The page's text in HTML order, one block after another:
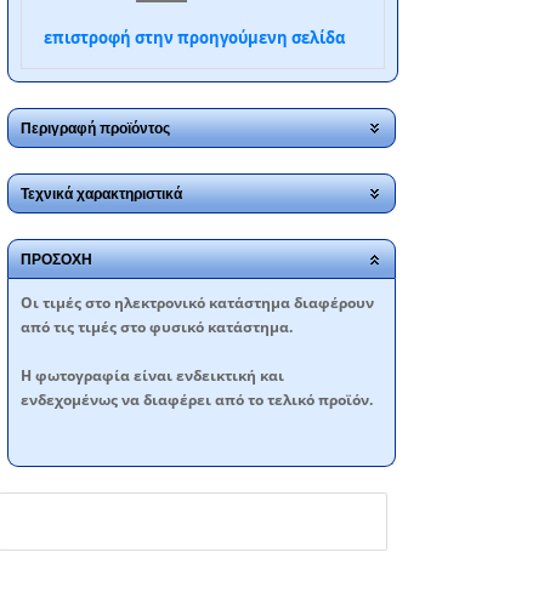
επιστροφή στην προηγούμενη σελίδα
Περιγραφή προϊόντος
Τεχνικά χαρακτηριστικά
ΠΡΟΣΟΧΗ
Oι τιμές στο ηλεκτρονικό κατάστημα διαφέρουν
από τις τιμές στο φυσικό κατάστημα.
Η φωτογραφία είναι ενδεικτική και
ενδεχομένως να διαφέρει από το τελικό προϊόν.